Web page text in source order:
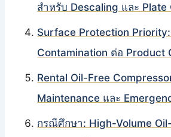
สำหรับ Descaling และ Plate
Surface Protection
Contamination ต่อ Product
Rental Oil-Free
Maintenance และ
กรณีศึกษา: High-Volume